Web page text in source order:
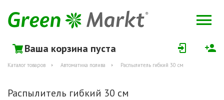
Ваша корзина пуста
Каталог товаров Автоматика полива Распылитель гибкий 30 см
Распылитель гибкий 30 см